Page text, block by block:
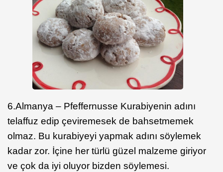
6.Almanya – Pfeffernusse Kurabiyenin adını
telaffuz edip çeviremesek de bahsetmemek
olmaz. Bu kurabiyeyi yapmak adını söylemek
kadar zor. İçine her türlü güzel malzeme giriyor
ve çok da iyi oluyor bizden söylemesi.